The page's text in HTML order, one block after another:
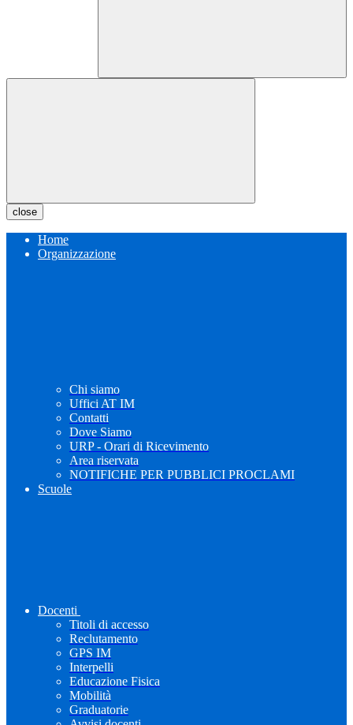
close
Home
Organizzazione
Chi siamo
Uffici AT IM
Contatti
Dove Siamo
URP - Orari di Ricevimento
Area riservata
NOTIFICHE PER PUBBLICI PROCLAMI
Scuole
Docenti
Titoli di accesso
Reclutamento
GPS IM
Interpelli
Educazione Fisica
Mobilità
Graduatorie